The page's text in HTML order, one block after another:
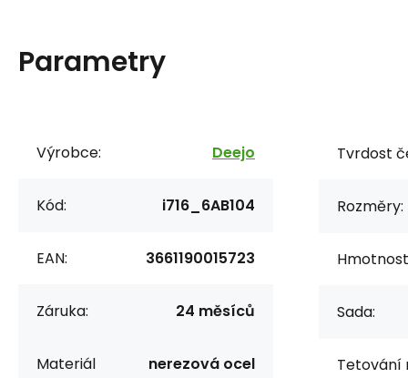
Parametry
Výrobce: Deejo
Kód: i716_6AB104
EAN: 3661190015723
Záruka: 24 měsíců
Materiál
nerezová ocel
Tvrdost
Rozměry:
Sada:
Tetování